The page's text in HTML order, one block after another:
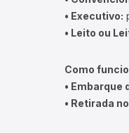
• Executivo:
• Leito ou
Como
• Embarque
• Retirada